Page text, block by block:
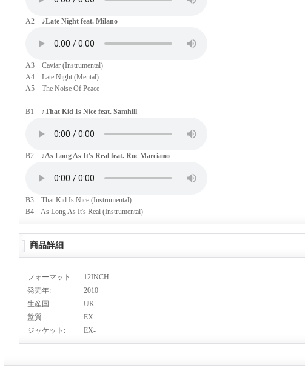
A2 ♪Late Night feat. Milano
A3 Caviar (Instrumental)
A4 Late Night (Mental)
A5 The Noise Of Peace
B1 ♪That Kid Is Nice feat. Samhill
B2 ♪As Long As It's Real feat. Roc Marciano
B3 That Kid Is Nice (Instrumental)
B4 As Long As It's Real (Instrumental)
商品詳細
フォーマット : 12INCH
発売年:
2010
生産国 :
UK
盤質:
EX-
ジャケット : EX-